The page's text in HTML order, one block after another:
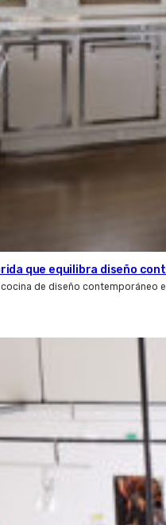
que equilibra diseño
de diseño contemporáneo